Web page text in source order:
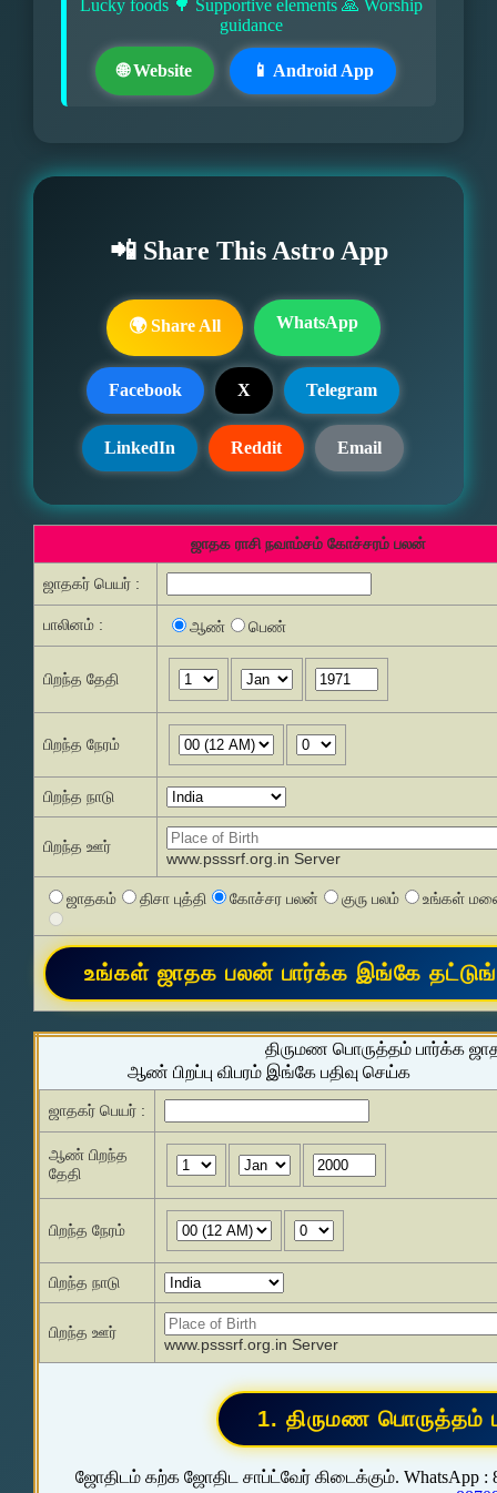
Lucky foods 🌳 Supportive elements 🙏 Worship
guidance
🌐 Website 📱 Android App
📲 Share This Astro App
🌍 Share All WhatsApp
Facebook X Telegram
LinkedIn Reddit Email
ஜாதக ராசி நவாம்சம் கோச்சரம் பலன்
ஜாதகர் பெயர் :
பாலினம் : ஆண் பெண்
பிறந்த தேதி
பிறந்த நேரம்
பிறந்த நாடு
பிறந்த ஊர்
www.psssrf.org.in Server
ஜாதகம் திசா புத்தி கோச்சர பலன் குரு பலம் உங்கள்
திருமண பொருத்தம் பார்க்க
ஆண் பிறப்பு விபரம் இங்கே பதிவு செய்க
ஜாதகர் பெயர் :
ஆண் பிறந்த
தேதி
பிறந்த நேரம்
பிறந்த நாடு
பிறந்த ஊர்
www.psssrf.org.in Server
ஜோதிடம் கற்க ஜோதிட சாப்ட்வேர் கிடைக்கும். WhatsApp :